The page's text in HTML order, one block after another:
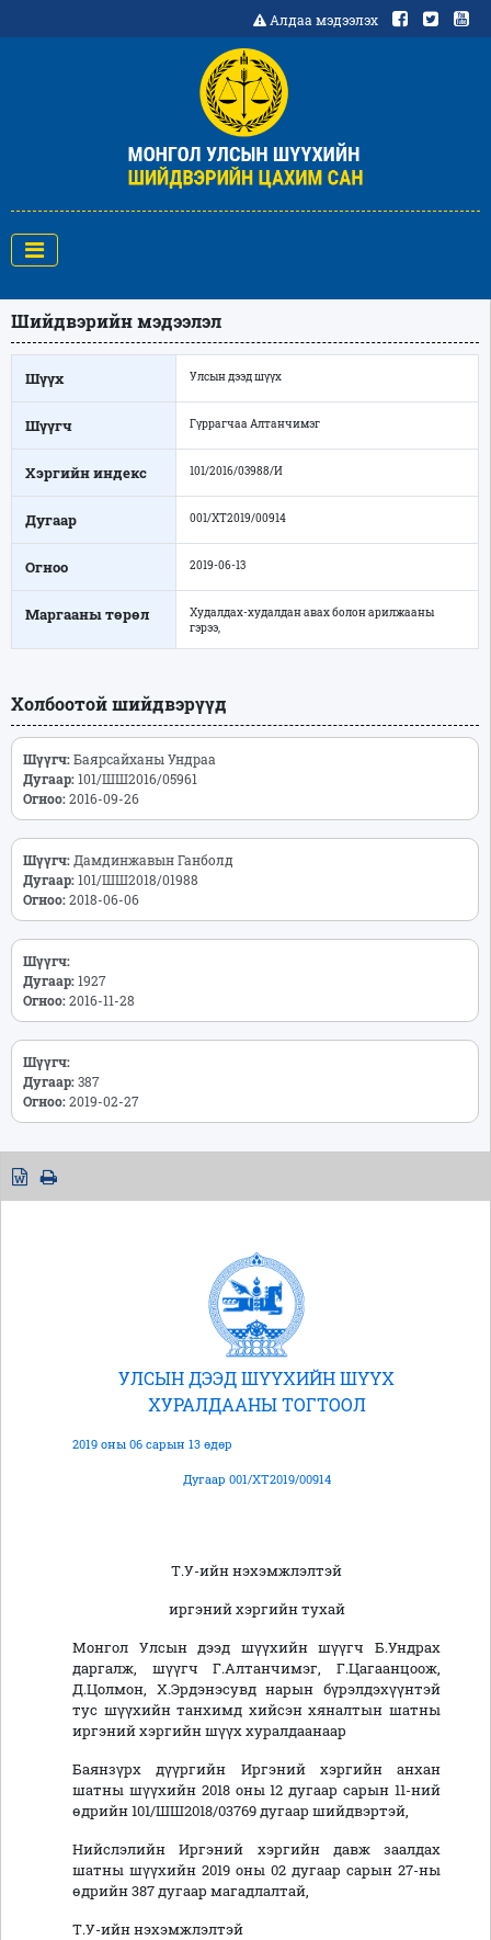
Алдаа мэдээлэх
Шийдвэрийн мэдээлэл
Шүүх Улсын дээд шүүх
Шүүгч Гүррагчаа Алтанчимэг
Хэргийн индекс 101/2016/03988/И
Дугаар 001/ХТ2019/00914
Огноо 2019-06-13
Маргааны төрөл
Худалдах-худалдан авах болон арилжааны
гэрээ,
Холбоотой шийдвэрүүд
Шүүгч:Баярсайханы Ундраа
Дугаар:101/ШШ2016/05961
Огноо:2016-09-26
Шүүгч: Дамдинжавын Ганболд
Дугаар:101/ШШ2018/01988
Огноо:2018-06-06
Шүүгч:
Дугаар:1927
Огноо:2016-11-28
Шүүгч:
Дугаар:387
Огноо:2019-02-27
УЛСЫН ДЭЭД ШҮҮХИЙН ШҮҮХ
ХУРАЛДААНЫ ТОГТООЛ
2019 оны 06 сарын 13 өдөр
Дугаар 001/ХТ2019/00914
Т.У-ийн нэхэмжлэлтэй
иргэний хэргийн тухай
Монгол Улсын дээд шүүхийн шүүгч Б.Ундрах
даргалж, шүүгч Г.Алтанчимэг, Г.Цагаанцоож,
Д.Цолмон, Х.Эрдэнэсувд нарын бүрэлдэхүүнтэй
тус шүүхийн танхимд хийсэн хяналтын шатны
иргэнийхэргийн шүүх хуралдаанаар
Баянзүрх дүүргийн Иргэний хэргийн анхан
шатны шүүхийн 2018 оны 12 дугаар сарын 11-ний
өдрийн 101/ШШ2018/03769 дугаар шийдвэртэй,
Нийслэлийн Иргэний хэргийн давж заалдах
шатны шүүхийн 2019 оны 02 дугаар сарын 27-ны
өдрийн 387 дугаар магадлалтай,
Т.У-ийн нэхэмжлэлтэй